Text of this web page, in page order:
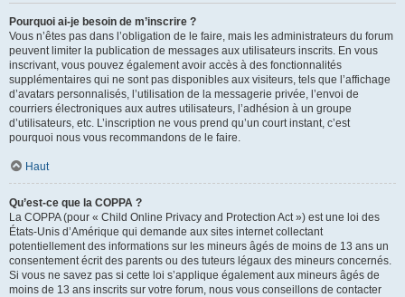
Pourquoi ai-je besoin de m’inscrire ?
Vous n’êtes pas dans l’obligation de le faire, mais les administrateurs du forum
peuvent limiter la publication de messages aux utilisateurs inscrits. En vous
inscrivant, vous pouvez également avoir accès à des fonctionnalités
supplémentaires qui ne sont pas disponibles aux visiteurs, tels que l’affichage
d’avatars personnalisés, l’utilisation de la messagerie privée, l’envoi de
courriers électroniques aux autres utilisateurs, l’adhésion à un groupe
d’utilisateurs, etc. L’inscription ne vous prend qu’un court instant, c’est
pourquoi nous vous recommandons de le faire.
Haut
Qu’est-ce que la COPPA ?
La COPPA (pour « Child Online Privacy and Protection Act ») est une loi des
États-Unis d’Amérique qui demande aux sites internet collectant
potentiellement des informations sur les mineurs âgés de moins de 13 ans un
consentement écrit des parents ou des tuteurs légaux des mineurs concernés.
Si vous ne savez pas si cette loi s’applique également aux mineurs âgés de
moins de 13 ans inscrits sur votre forum, nous vous conseillons de contacter